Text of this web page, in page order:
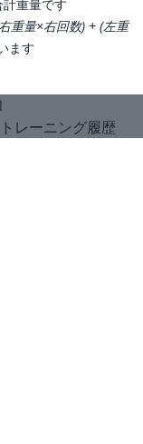
重量です
重量×右回数) + (左重
ます
トレーニング履歴